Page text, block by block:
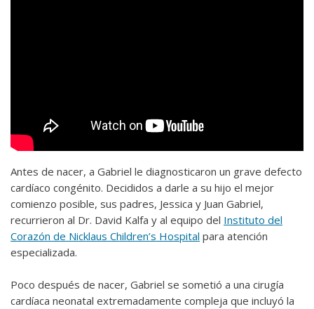
Antes de nacer, a Gabriel le diagnosticaron un grave defecto
cardíaco congénito. Decididos a darle a su hijo el mejor
comienzo posible, sus padres, Jessica y Juan Gabriel,
recurrieron al Dr. David Kalfa y al equipo del Instituto del
Corazón de Nicklaus Children’s Hospital para atención
especializada.
Poco después de nacer, Gabriel se sometió a una cirugía
cardíaca neonatal extremadamente compleja que incluyó la